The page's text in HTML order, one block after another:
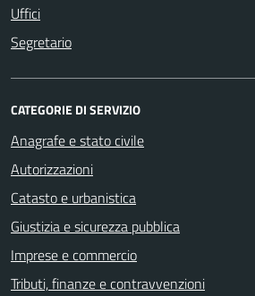
Uffici
Segretario
CATEGORIE DI SERVIZIO
Anagrafe e stato civile
Autorizzazioni
Catasto e urbanistica
Giustizia e sicurezza pubblica
Imprese e commercio
Tributi, finanze e contravvenzioni